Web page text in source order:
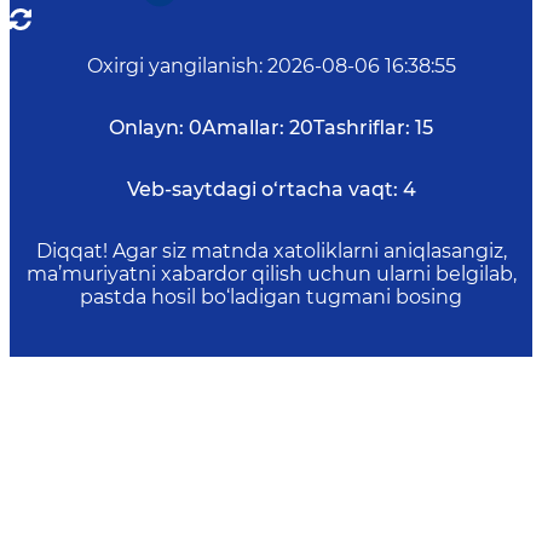
Oxirgi yangilanish: 2026-08-06 16:38:55
Onlayn: 0Amallar: 20Tashriflar: 15
Veb-saytdagi o‘rtacha vaqt: 4
Diqqat! Agar siz matnda xatoliklarni aniqlasangiz,
ma’muriyatni xabardor qilish uchun ularni belgilab,
pastda hosil bo‘ladigan tugmani bosing